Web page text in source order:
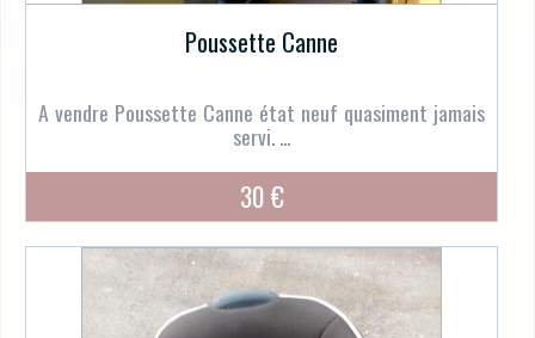
Poussette Canne
A vendre Poussette Canne état neuf quasiment jamais
servi. ...
30 €